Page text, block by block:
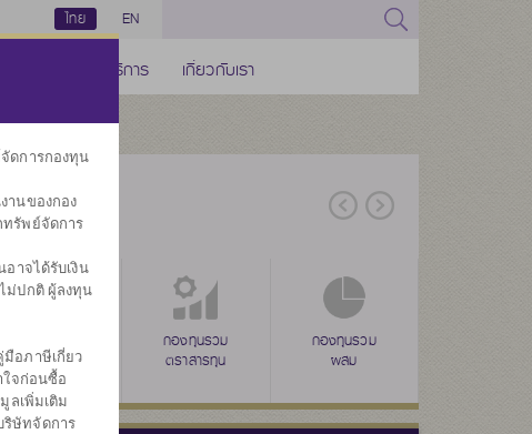
ไทย EN
ช่องทางบริการ เกี่ยวกับเรา
งทุน
ลดหย่อนภาษี
ลดหย่อนภาษี
กองทุนรวม
ตราสารทุน
กองทุนรวม
ผสม
ดการกองทุน
านของกอง
รัพย์จัดการ
าจได้รับเงิน
ม่ปกติ ผู้ลงทุน
อภาษีเกี่ยว
ใจก่อนซื้อ
ลเพิ่มเติม
ษัทจัดการ